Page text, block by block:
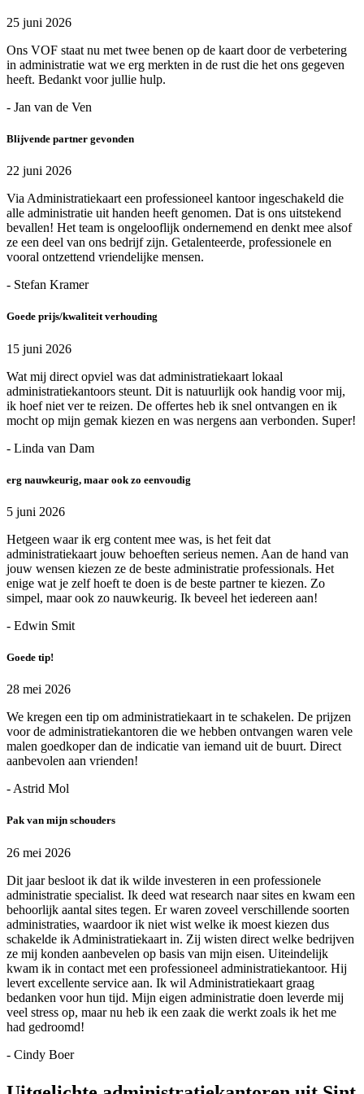
25 juni 2026
Ons VOF staat nu met twee benen op de kaart door de verbetering
in administratie wat we erg merkten in de rust die het ons gegeven
heeft. Bedankt voor jullie hulp.
- Jan van de Ven
Blijvende partner gevonden
22 juni 2026
Via Administratiekaart een professioneel kantoor ingeschakeld die
alle administratie uit handen heeft genomen. Dat is ons uitstekend
bevallen! Het team is ongelooflijk ondernemend en denkt mee alsof
ze een deel van ons bedrijf zijn. Getalenteerde, professionele en
vooral ontzettend vriendelijke mensen.
- Stefan Kramer
Goede prijs/kwaliteit verhouding
15 juni 2026
Wat mij direct opviel was dat administratiekaart lokaal
administratiekantoors steunt. Dit is natuurlijk ook handig voor mij,
ik hoef niet ver te reizen. De offertes heb ik snel ontvangen en ik
mocht op mijn gemak kiezen en was nergens aan verbonden. Super!
- Linda van Dam
erg nauwkeurig, maar ook zo eenvoudig
5 juni 2026
Hetgeen waar ik erg content mee was, is het feit dat
administratiekaart jouw behoeften serieus nemen. Aan de hand van
jouw wensen kiezen ze de beste administratie professionals. Het
enige wat je zelf hoeft te doen is de beste partner te kiezen. Zo
simpel, maar ook zo nauwkeurig. Ik beveel het iedereen aan!
- Edwin Smit
Goede tip!
28 mei 2026
We kregen een tip om administratiekaart in te schakelen. De prijzen
voor de administratiekantoren die we hebben ontvangen waren vele
malen goedkoper dan de indicatie van iemand uit de buurt. Direct
aanbevolen aan vrienden!
- Astrid Mol
Pak van mijn schouders
26 mei 2026
Dit jaar besloot ik dat ik wilde investeren in een professionele
administratie specialist. Ik deed wat research naar sites en kwam een
behoorlijk aantal sites tegen. Er waren zoveel verschillende soorten
administraties, waardoor ik niet wist welke ik moest kiezen dus
schakelde ik Administratiekaart in. Zij wisten direct welke bedrijven
ze mij konden aanbevelen op basis van mijn eisen. Uiteindelijk
kwam ik in contact met een professioneel administratiekantoor. Hij
levert excellente service aan. Ik wil Administratiekaart graag
bedanken voor hun tijd. Mijn eigen administratie doen leverde mij
veel stress op, maar nu heb ik een zaak die werkt zoals ik het me
had gedroomd!
- Cindy Boer